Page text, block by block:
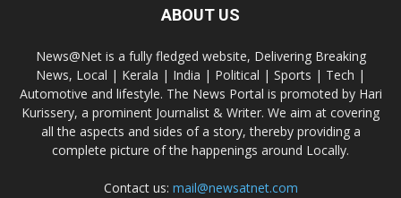
ABOUT US
News@Net is a fully fledged website, Delivering Breaking
News, Local | Kerala | India | Political | Sports | Tech |
Automotive and lifestyle. The News Portal is promoted by Hari
Kurissery, a prominent Journalist & Writer. We aim at covering
all the aspects and sides of a story, thereby providing a
complete picture of the happenings around Locally.
Contact us: mail@newsatnet.com